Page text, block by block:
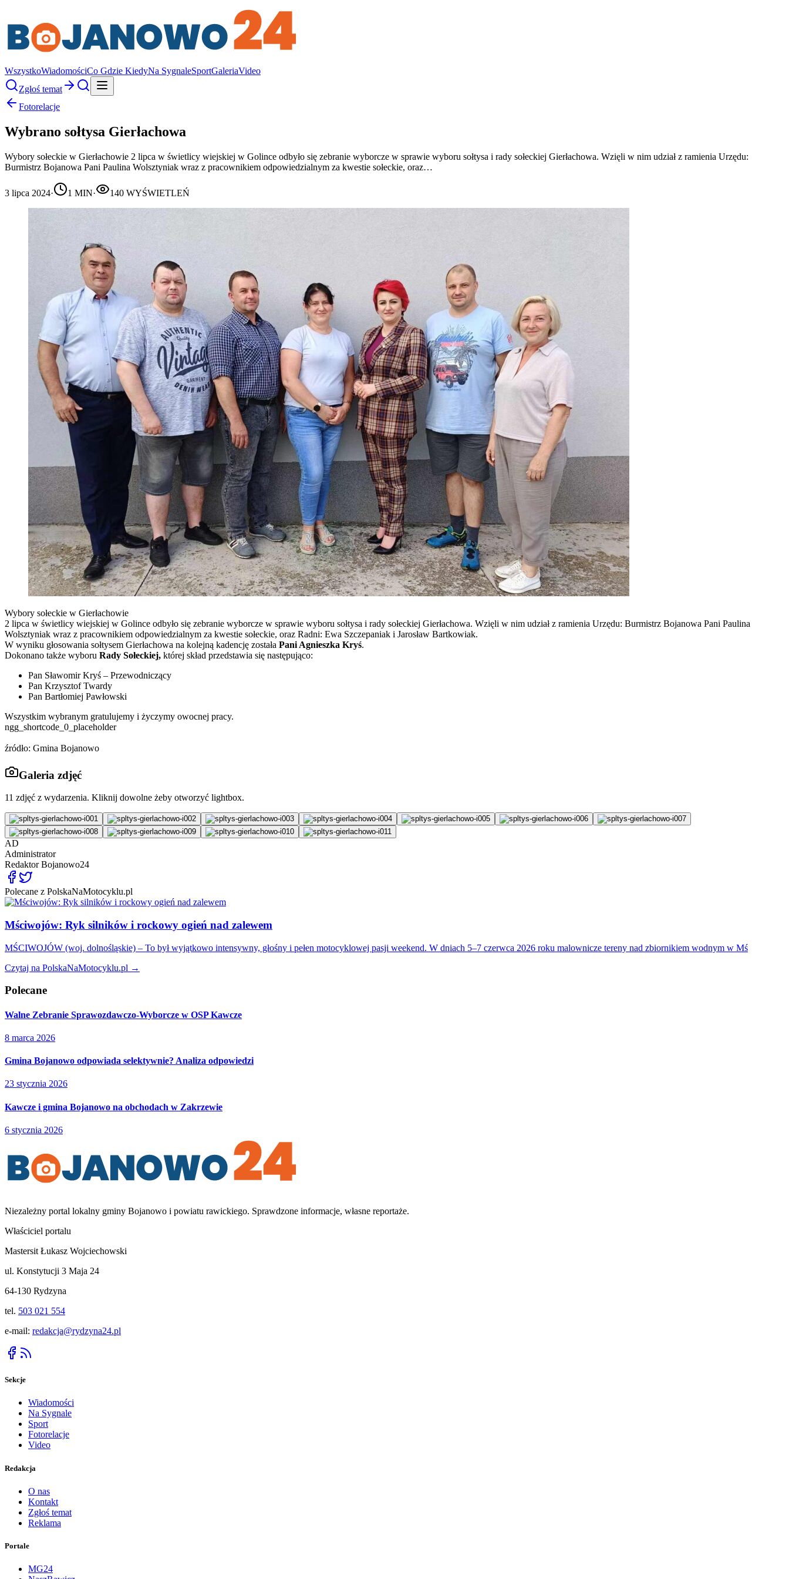
WszystkoWiadomościCo Gdzie KiedyNa SygnaleSportGaleriaVideo
Zgłoś temat
Fotorelacje
Wybrano sołtysa Gierłachowa
Wybory sołeckie w Gierłachowie 2 lipca w świetlicy wiejskiej w Golince odbyło się zebranie wyborcze w sprawie wyboru sołtysa i rady sołeckiej Gierłachowa. Wzięli w nim udział z ramienia Urzędu:
Burmistrz Bojanowa Pani Paulina Wolsztyniak wraz z pracownikiem odpowiedzialnym za kwestie sołeckie, oraz…
3 lipca 2024· 1 MIN· 140 WYŚWIETLEŃ
Wybory sołeckie w Gierłachowie
2 lipca w świetlicy wiejskiej w Golince odbyło się zebranie wyborcze w sprawie wyboru sołtysa i rady sołeckiej Gierłachowa. Wzięli w nim udział z ramienia Urzędu: Burmistrz Bojanowa Pani Paulina
Wolsztyniak wraz z pracownikiem odpowiedzialnym za kwestie sołeckie, oraz Radni: Ewa Szczepaniak i Jarosław Bartkowiak.
W wyniku głosowania sołtysem Gierłachowa na kolejną kadencję została Pani Agnieszka Kryś.
Dokonano także wyboru Rady Sołeckiej, której skład przedstawia się następująco:
Pan Sławomir Kryś – Przewodniczący
Pan Krzysztof Twardy
Pan Bartłomiej Pawłowski
Wszystkim wybranym gratulujemy i życzymy owocnej pracy.
ngg_shortcode_0_placeholder
źródło: Gmina Bojanowo
Galeria zdjęć
11 zdjęć z wydarzenia. Kliknij dowolne żeby otworzyć lightbox.
AD
Administrator
RedaktorBojanowo24
Polecane z PolskaNaMotocyklu.pl
Mściwojów: Ryk silników i rockowy ogień nad zalewem
MŚCIWOJÓW (woj. dolnośląskie) – To był wyjątkowo intensywny, głośny i pełen motocyklowej pasji weekend. W dniach 5–7 czerwca 2026 roku malownicze tereny nad zbiornikiem wodnym w Mś
Czytaj na PolskaNaMotocyklu.pl →
Polecane
Walne Zebranie Sprawozdawczo-Wyborcze w OSP Kawcze
8 marca 2026
Gmina Bojanowo odpowiada selektywnie? Analiza odpowiedzi
23 stycznia 2026
Kawcze i gmina Bojanowo na obchodach w Zakrzewie
6 stycznia 2026
Niezależny portal lokalny gminy Bojanowo i powiatu rawickiego. Sprawdzone informacje, własne reportaże.
Właściciel portalu
Mastersit Łukasz Wojciechowski
ul. Konstytucji 3 Maja 24
64-130 Rydzyna
tel. 503 021 554
e-mail: redakcja@rydzyna24.pl
Sekcje
Wiadomości
Na Sygnale
Sport
Fotorelacje
Video
Redakcja
O nas
Kontakt
Zgłoś temat
Reklama
Portale
MG24